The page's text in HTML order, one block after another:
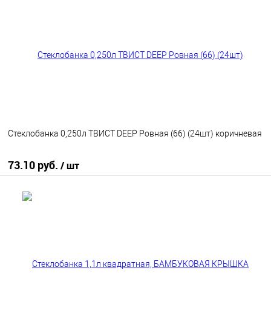
Стеклобанка 0,250л ТВИСТ DEEP Ровная (66) (24шт) коричневая
73.10 руб. / шт